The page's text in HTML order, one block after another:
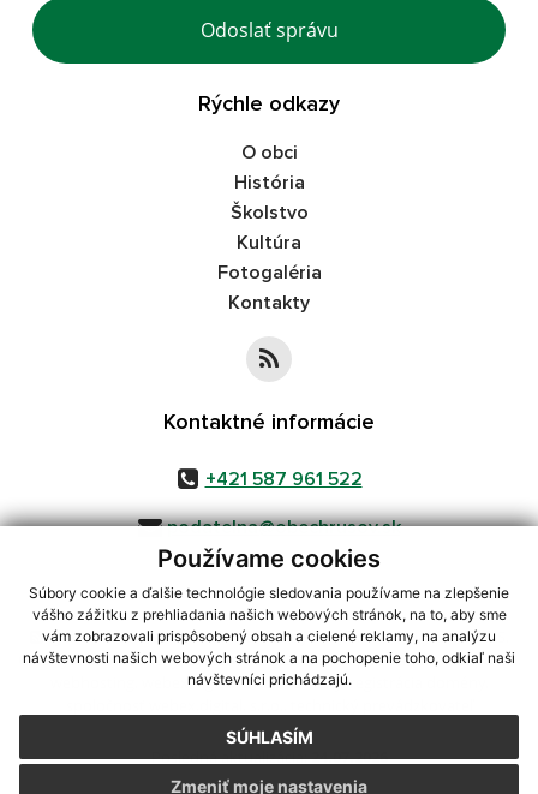
Používame cookies
Súbory cookie a ďalšie technológie sledovania používame na zlepšenie
vášho zážitku z prehliadania našich webových stránok, na to, aby sme
vám zobrazovali prispôsobený obsah a cielené reklamy, na analýzu
návštevnosti našich webových stránok a na pochopenie toho, odkiaľ naši
návštevníci prichádzajú.
SÚHLASÍM
Zmeniť moje nastavenia
Odoslať správu
Rýchle odkazy
O obci
História
Školstvo
Kultúra
Fotogaléria
Kontakty
Kontaktné informácie
+421 587 961 522
podatelna@obechrusov.sk
využite možnosť získavania aktuálnych informácií s využitím RSS
CMS systém (redakčný) systém ECHELON 2,Mapa stránok,web portál
webex.digital, s.r.o.,domény,registrácia domény
Posledná aktualizácia:24.07.2026